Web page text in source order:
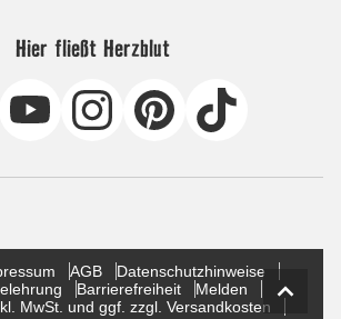
Hier fließt Herzblut
AGB
Datenschutzhinweise
Barrierefreiheit
Melden
MwSt. und ggf. zzgl. Versandkosten